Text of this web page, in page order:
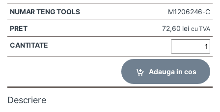
M1206246-C
72,60 lei cu TVA
Adauga in cos
Descriere